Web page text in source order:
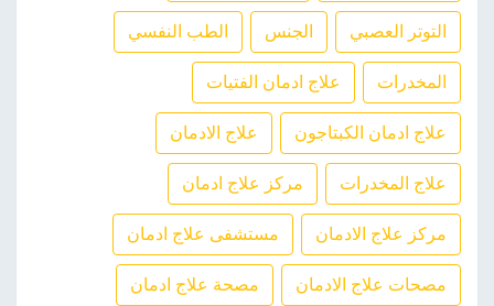
التوتر العصبي الجنس الطب النفسي
المخدرات علاج ادمان الفتيات
علاج ادمان الكبتاجون علاج الادمان
علاج المخدرات مركز علاج ادمان
مركز علاج الادمان مستشفى علاج ادمان
مصحات علاج الادمان مصحة علاج ادمان